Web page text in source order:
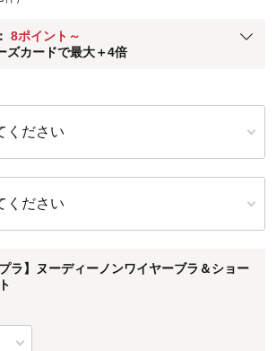
8ポイント～
ズカードで最大＋4倍
算ポイントはステージ倍率適用前の基本ポイント
。
ください
ください
プラ】ヌーディーノンワイヤーブラ＆ショー